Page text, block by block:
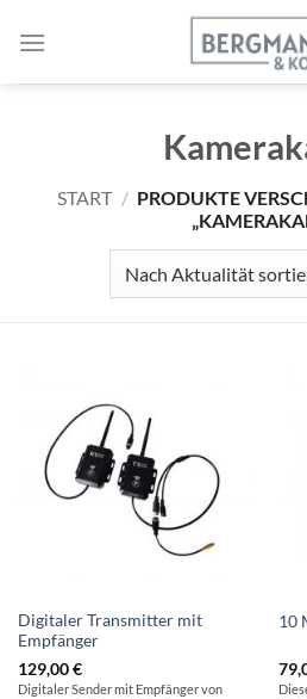
Inhalt
START / PRODUKTE
Digitaler Transmitter mit
Empfänger
129,00€
Digitaler Sender mit Empfänger von
10